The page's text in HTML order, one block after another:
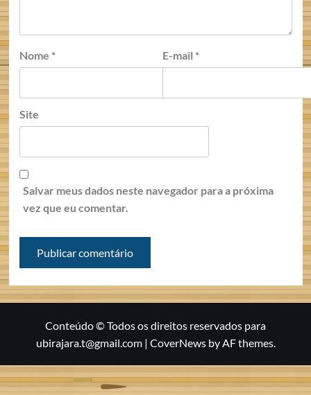
Nome * E-mail *
Site
Salvar meus dados neste navegador para a próxima
vez que eu comentar.
Conteúdo © Todos os direitos reservados para
ubirajara.t@gmail.com | CoverNewsby AF themes.